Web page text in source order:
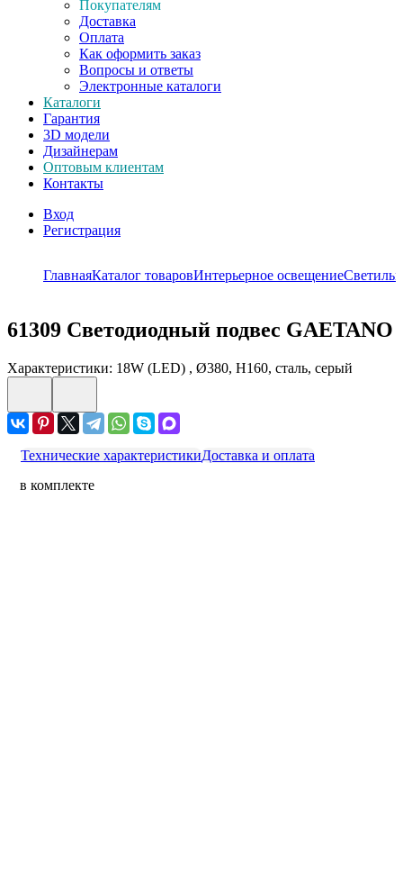
Покупателям
Доставка
Оплата
Как оформить заказ
Вопросы и ответы
Электронные каталоги
Каталоги
Гарантия
3D модели
Дизайнерам
Оптовым клиентам
Контакты
Вход
Регистрация
ГлавнаяКаталог товаровИнтерьерное освещение
61309 Светодиодный подвес GAETANO
Характеристики: 18W (LED) , Ø380, H160, сталь, серый
Технические характеристикиДоставка и оплата
в комплекте